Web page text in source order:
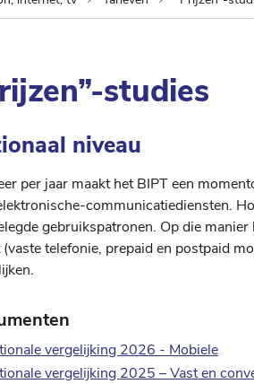
studies
niveau
per jaar maakt het BIPT een
communicatiediensten.
gebruikspatronen. Op die
telefonie, prepaid en postpaid
vergelijking 2026 - Mobiele
vergelijking 2025 – Vast en